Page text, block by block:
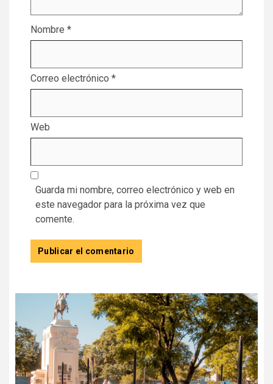
Nombre *
Correo electrónico *
Web
Guarda mi nombre, correo electrónico y web en
este navegador para la próxima vez que
comente.